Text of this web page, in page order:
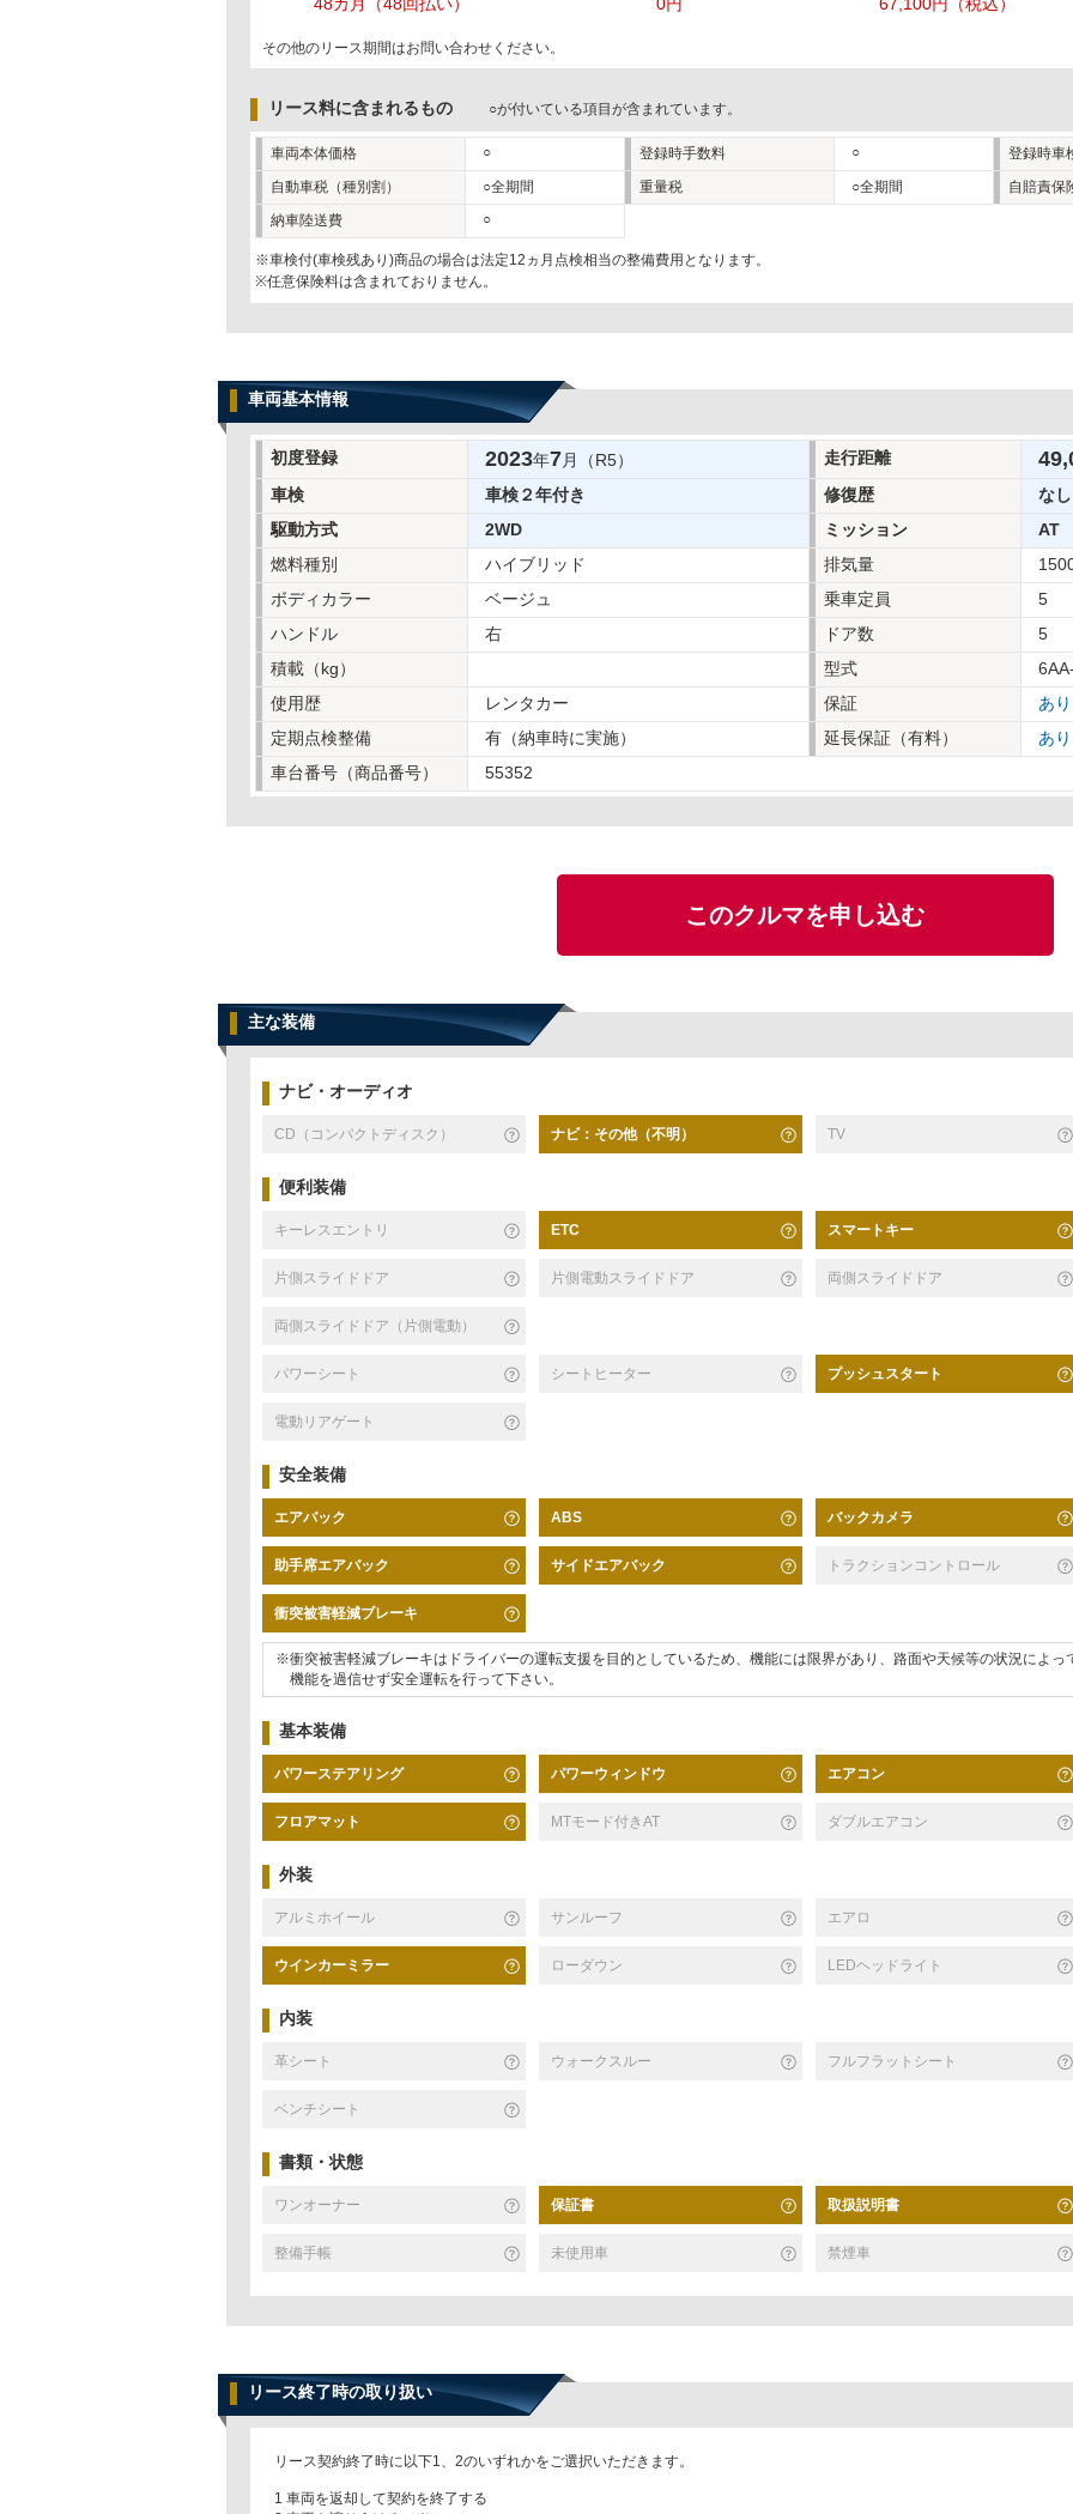
その他のリース期間はお問い合わせください。
リース料に含まれるもの ○が付いている項目が含まれています。
車両本体価格 ○ 登録時手数料 ○ 登録時車
自動車税（種別割） ○全期間 重量税 ○全期間 自賠責保
納車陸送費
○
※車検付(車検残あり)商品の場合は法定12ヵ月点検相当の整備費用となります。
※任意保険料は含まれておりません。
車両基本情報
初度登録 2023年7月（R5） 走行距離
車検
車検２年付き 修復歴
なし
駆動方式
2WD ミッション
AT
燃料種別
ハイブリッド 排気量
ボディカラー
ベージュ 乗車定員
5
ハンドル
右 ドア数
5
積載（kg）
型式
使用歴
レンタカー 保証
あり
定期点検整備
有（納車時に実施） 延長保証（有料）
あり
車台番号（商品番号）
55352
このクルマを申し込む
主な装備
ナビ・オーディオ
CD（コンパクトディスク） ナビ：その他（不明） TV
便利装備
キーレスエントリ ETC スマートキー
片側スライドドア 片側電動スライドドア 両側スライドドア
両側スライドドア（片側電動）
パワーシート シートヒーター プッシュスタート
電動リアゲート
安全装備
エアバック ABS バックカメラ
助手席エアバック サイドエアバック トラクションコントロール
衝突被害軽減ブレーキ
※衝突被害軽減ブレーキはドライバーの運転支援を目的としているため、機能には限界があり、路面や天候等の状況によっ
機能を過信せず安全運転を行って下さい。
基本装備
パワーステアリング パワーウィンドウ エアコン
フロアマット MTモード付きAT ダブルエアコン
外装
アルミホイール サンルーフ エアロ
ウインカーミラー ローダウン LEDヘッドライト
内装
革シート ウォークスルー フルフラットシート
ベンチシート
書類・状態
ワンオーナー 保証書 取扱説明書
整備手帳 未使用車 禁煙車
リース終了時の取り扱い
リース契約終了時に以下1、2のいずれかをご選択いただきます。
1 車両を返却して契約を終了する